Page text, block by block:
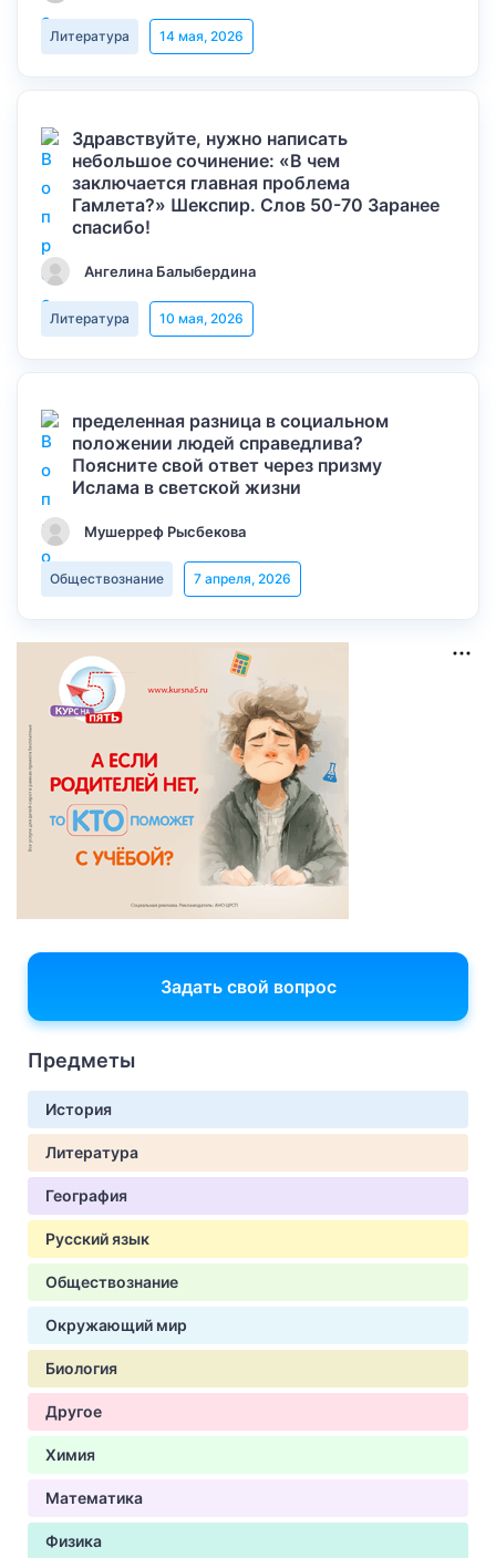
Литература 14 мая, 2026
Здравствуйте, нужно написать
небольшое сочинение: «В чем
заключается главная проблема
Гамлета?» Шекспир. Слов 50-70 Заранее
спасибо!
Ангелина Балыбердина
Литература 10 мая, 2026
пределенная разница в социальном
положении людей справедлива?
Поясните свой ответ через призму
Ислама в светской жизни
Мушерреф Рысбекова
Обществознание 7 апреля, 2026
Задать свой вопрос
Предметы
История
Литература
География
Русский язык
Обществознание
Окружающий мир
Биология
Другое
Химия
Математика
Физика